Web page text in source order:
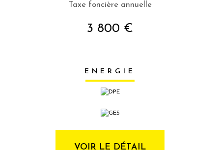
Taxe foncière annuelle
3 800 €
ENERGIE
VOIR LE DÉTAIL